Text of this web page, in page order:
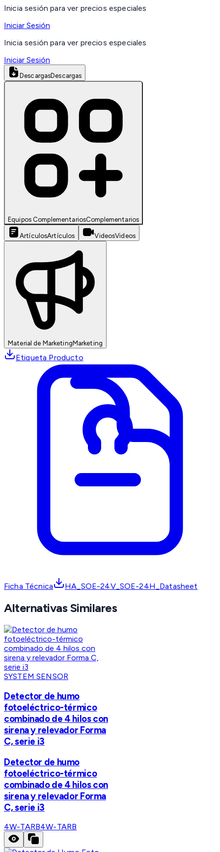
Inicia sesión para ver precios especiales
Iniciar Sesión
Inicia sesión para ver precios especiales
Iniciar Sesión
DescargasDescargas
Equipos ComplementariosComplementarios
ArtículosArtículos VideosVideos
Material de MarketingMarketing
Etiqueta Producto
Ficha Técnica HA_SOE-24V_SOE-24H_Datasheet
Alternativas Similares
SYSTEM SENSOR
Detector de humo
fotoeléctrico-térmico
combinado de 4 hilos con
sirena y relevador Forma
C, serie i3
Detector de humo
fotoeléctrico-térmico
combinado de 4 hilos con
sirena y relevador Forma
C, serie i3
4W-TARB4W-TARB